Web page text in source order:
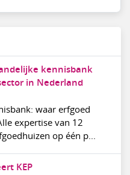
kennisbank
in Nederland
waar erfgoed
expertise van 12
op één p...
KEP